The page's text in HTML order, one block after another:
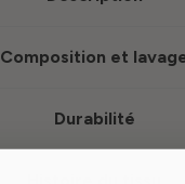
Composition et
Durabilité